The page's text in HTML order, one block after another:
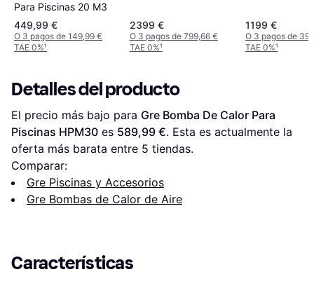
Para Piscinas 20 M3
449,99 €
O 3 pagos de 149,99 €
TAE 0%¹
2399 €
O 3 pagos de 799,66 €
TAE 0%¹
1199 €
O 3 pagos de
TAE 0%¹
Detalles del producto
El precio más bajo para Gre Bomba De Calor Para
Piscinas HPM30 es 589,99 €. Esta es actualmente la
oferta más barata entre 5 tiendas.
Comparar:
Gre Piscinas y Accesorios
Gre Bombas de Calor de Aire
Características